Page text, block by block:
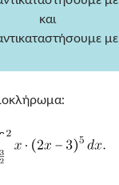
και
με